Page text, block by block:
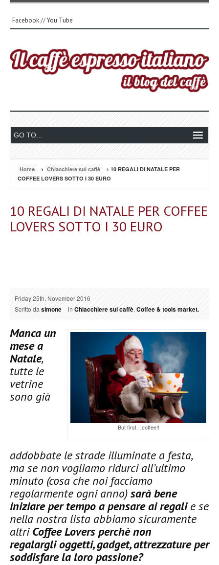
Facebook//You Tube
Home → Chiacchiere sul caffè → 10 REGALI DI NATALE PER
COFFEE LOVERS SOTTO I 30 EURO
10 REGALI DI NATALE PER COFFEE
LOVERS SOTTO I 30 EURO
Friday 25th, November 2016
Scritto dasimone inChiacchiere sul caffè,Coffee & tools market.
But first…coffee!!
Manca un
mese a
Natale,
tutte le
vetrine
sono già
addobbate le strade illuminate a festa,
ma se non vogliamo ridurci all’ultimo
minuto (cosa che noi facciamo
regolarmente ogni anno)sarà bene
iniziare per tempo a pensare ai regalie se
nella nostra lista abbiamo sicuramente
altriCoffee Lovers perchè non
regalargli oggetti, gadget, attrezzature per
soddisfare la loro passione?